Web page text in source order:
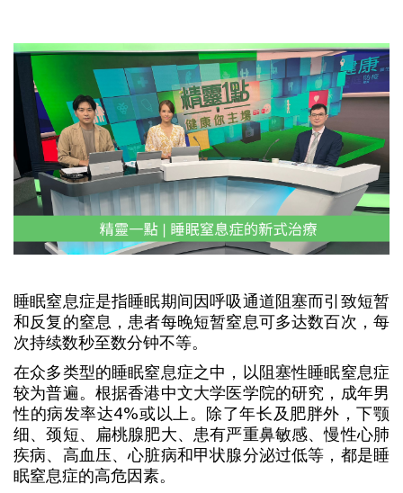
睡眠窒息症是指睡眠期间因呼吸通道阻塞而引致短暂
和反复的窒息，患者每晚短暂窒息可多达数百次，每
次持续数秒至数分钟不等。
在众多类型的睡眠窒息症之中，以阻塞性睡眠窒息症
较为普遍。根据香港中文大学医学院的研究，成年男
性的病发率达4%或以上。除了年长及肥胖外，下颚
细、颈短、扁桃腺肥大、患有严重鼻敏感、慢性心肺
疾病、高血压、心脏病和甲状腺分泌过低等，都是睡
眠窒息症的高危因素。